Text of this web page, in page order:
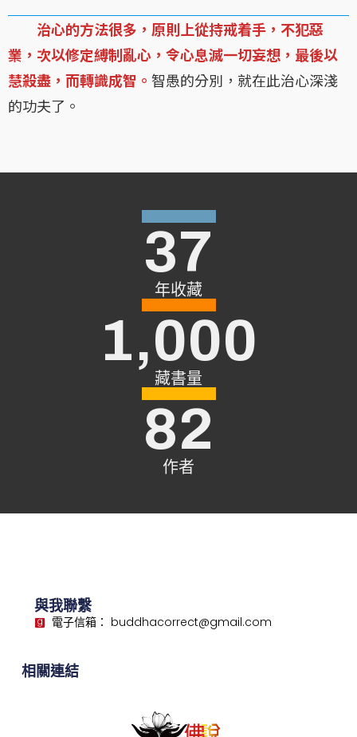
治心的方法很多，原則上從持戒着手，不犯惡
業，次以修定縛制亂心，令心息滅一切妄想，最後以
慧殺盡，而轉識成智。 智愚的分別，就在此治心深淺
的功夫了。
年收藏
37
藏書量
1,000
作者
82
與我聯繫
電子信箱： buddhacorrect@gmail.com
相關連結